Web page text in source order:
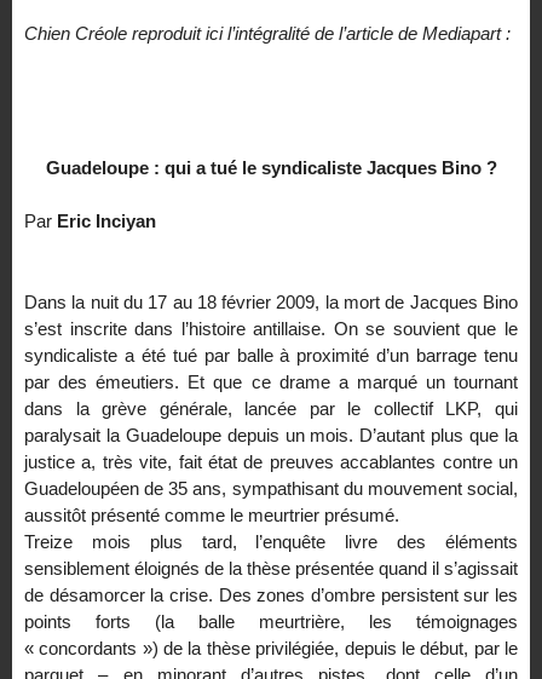
Chien Créole reproduit ici l’intégralité de l’article de Mediapart :
Guadeloupe : qui a tué le syndicaliste Jacques Bino ?
Par Eric Inciyan
Dans la nuit du 17 au 18 février 2009, la mort de Jacques Bino
s’est inscrite dans l’histoire antillaise. On se souvient que le
syndicaliste a été tué par balle à proximité d’un barrage tenu
par des émeutiers. Et que ce drame a marqué un tournant
dans la grève générale, lancée par le collectif LKP, qui
paralysait la Guadeloupe depuis un mois. D’autant plus que la
justice a, très vite, fait état de preuves accablantes contre un
Guadeloupéen de 35 ans, sympathisant du mouvement social,
aussitôt présenté comme le meurtrier présumé.
Treize mois plus tard, l’enquête livre des éléments
sensiblement éloignés de la thèse présentée quand il s’agissait
de désamorcer la crise. Des zones d’ombre persistent sur les
points forts (la balle meurtrière, les témoignages
« concordants ») de la thèse privilégiée, depuis le début, par le